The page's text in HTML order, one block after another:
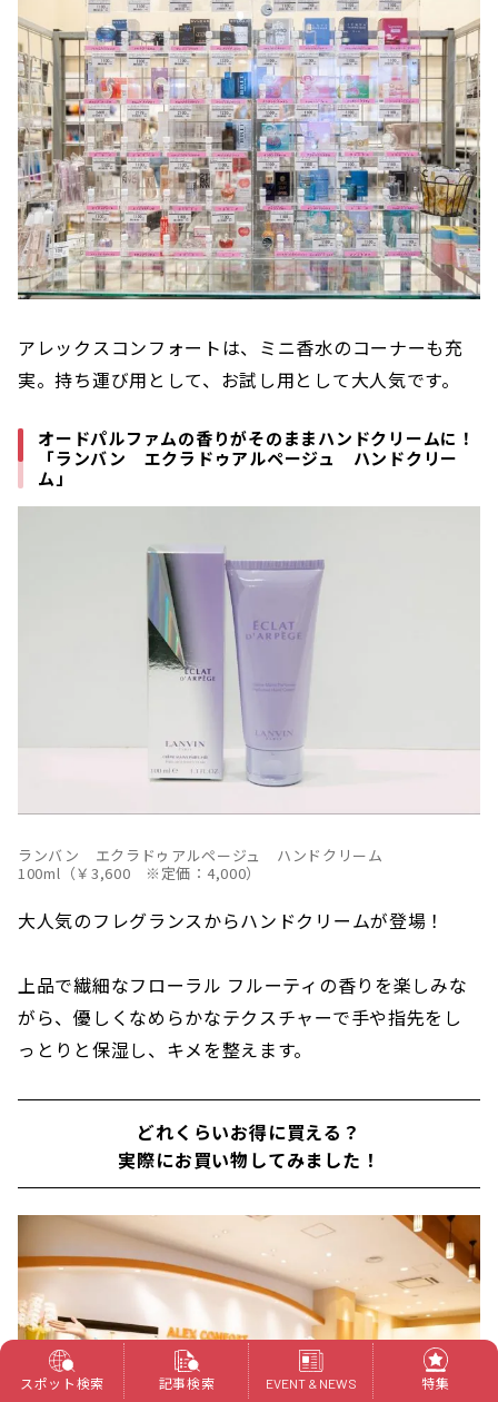
アレックスコンフォートは、ミニ香水のコーナーも充
実。持ち運び用として、お試し用として大人気です。
オードパルファムの香りがそのままハンドクリームに！
「ランバン エクラドゥアルページュ ハンドクリー
ム」
ランバン エクラドゥアルページュ ハンドクリーム
100ml（￥3,600 ※定価：4,000）
大人気のフレグランスからハンドクリームが登場！
上品で繊細なフローラル フルーティの香りを楽しみな
がら、優しくなめらかなテクスチャーで手や指先をし
っとりと保湿し、キメを整えます。
どれくらいお得に買える？
実際にお買い物してみました！
スポット検索 記事検索 EVENT & NEWS 特集